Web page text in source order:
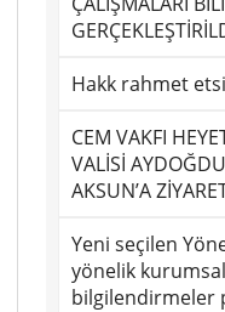
Hakk rahmet
CEM VAKFI
VALİSİ
AKSUN’A
Yeni seçilen
yönelik
bilgilendirmeler